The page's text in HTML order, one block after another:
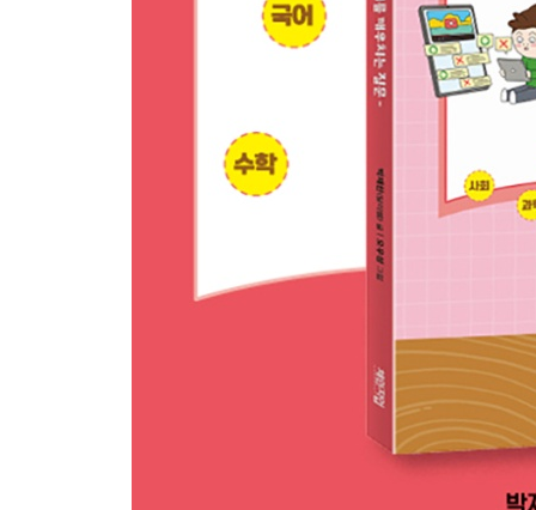
28 짧은 영상을 계속해서 보면 집중력이 줄어들까
29 인터넷에서 만난 친구는 진짜 친구일까요?
30 ‘좋아요’를 많이 받으면 왜 기분이 좋아질까요?
31 유튜브 댓글을 다 믿어도 될까요?
32 SNS 속 나는 진짜 내 모습일까요?
5부·좋아하는 일을 직업으로! 교과 연계 진로·직업
33 e스포츠 선수가 되려면 하루를 어떻게 보내야
34 인기 유튜버가 되려면 어떤 준비가 필요할까요?
36 동물을 좋아하면 어떤 직업을 가질 수 있나요?
37 새로운 디저트 메뉴는 어떻게 만들어질까요?
38 영화나 드라마를 만드는 사람들은 누구일까요?
39 놀이공원에서는 사람들이 어떤 일을 할까요?